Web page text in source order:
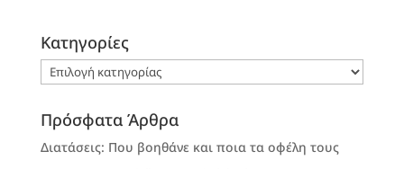
Kατηγορίες
Kατηγορίες
Πρόσφατα Άρθρα
Διατάσεις: Που βοηθάνε και ποια τα οφέλη τους